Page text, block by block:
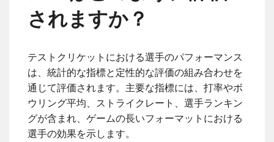
されますか？
テストクリケットにおける選手のパフォーマンス
は、統計的な指標と定性的な評価の組み合わせを
通じて評価されます。主要な指標には、打率やボ
ウリング平均、ストライクレート、選手ランキン
グが含まれ、ゲームの長いフォーマットにおける
選手の効果を示します。